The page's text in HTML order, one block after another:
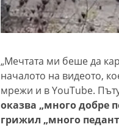
„Мечтата ми беше да
началото на видеото,
мрежи и в YouTube.
оказва „много добре
грижил „много